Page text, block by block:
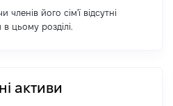
членів його сім'ї відсутні
цьому розділі.
активи